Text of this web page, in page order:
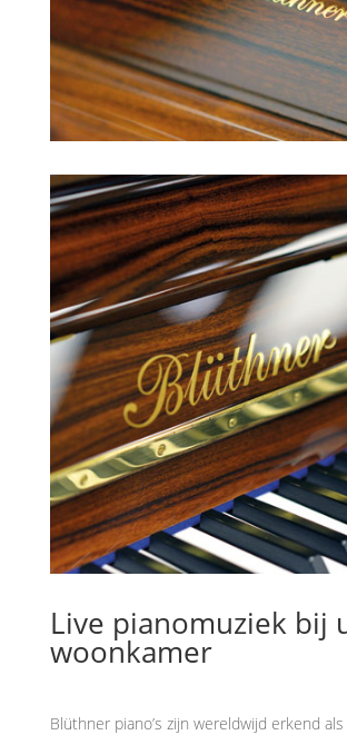
Live pianomuziek bij
woonkamer
Blüthner piano’s zijn wereldwijd erkend